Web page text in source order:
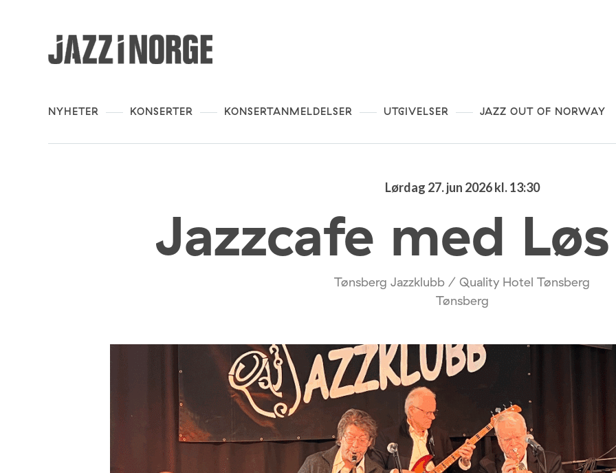
NYHETER KONSERTER KONSERTANMELDELSER UTGIVELSER JAZZ OUT OF NORWAY
Lørdag 27. jun 2026 kl. 13:30
Jazzcafe med
Tønsberg Jazzklubb / Quality Hotel Tønsberg
Tønsberg